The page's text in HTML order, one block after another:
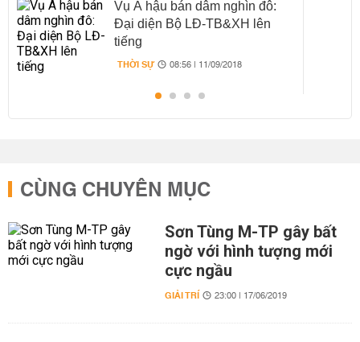
Vụ Á hậu bán dâm nghìn đô:
Đại diện Bộ LĐ-TB&XH lên
tiếng
THỜI SỰ 08:56 | 11/09/2018
CÙNG CHUYÊN MỤC
Sơn Tùng M-TP gây bất
ngờ với hình tượng mới
cực ngầu
GIẢI TRÍ 23:00 | 17/06/2019